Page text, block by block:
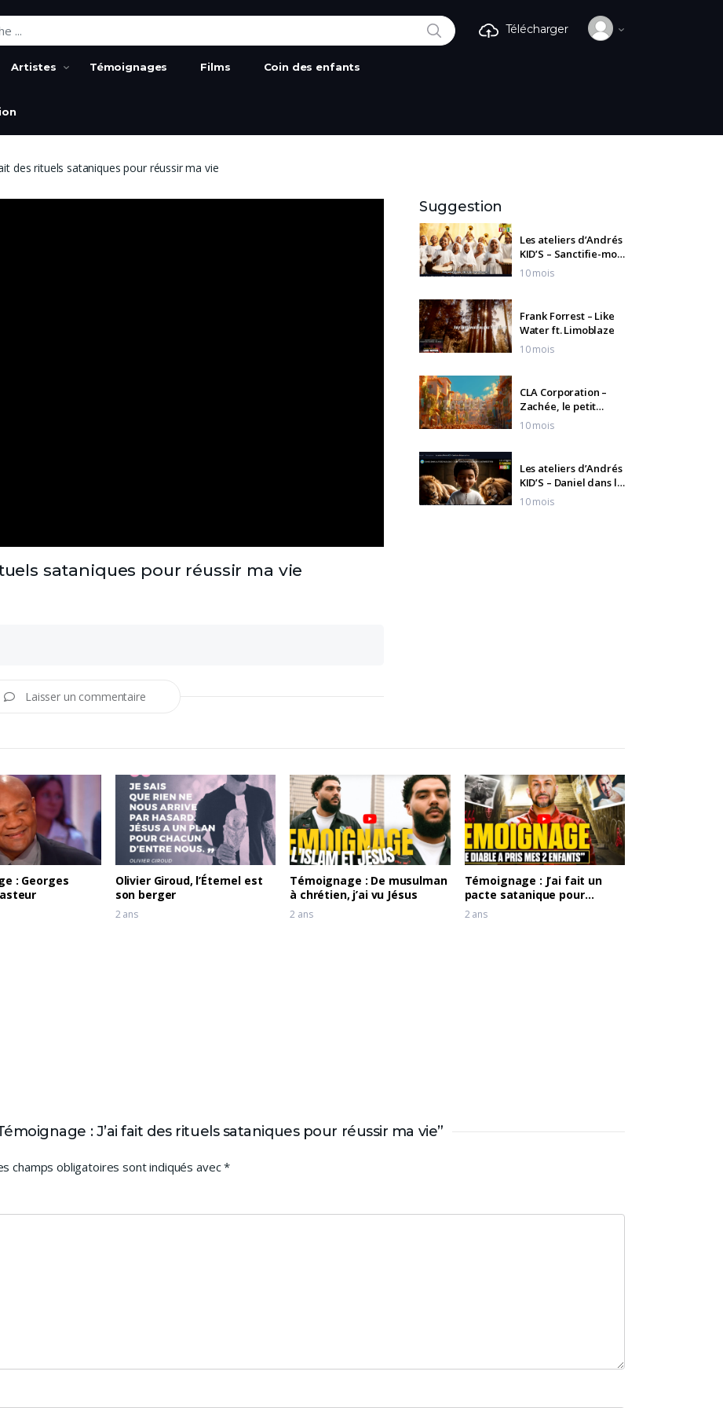
RECHERCHE
Artistes Témoignages Films Coin des enfants
Télécharger
des rituels sataniques pour réussir ma vie
sataniques pour réussir ma vie
Laisser un commentaire
Suggestion
Les ateliers d’Andrés
KID’S – Sanctifie-moi
Seigneur
10 mois
Frank Forrest – Like
Water ft. Limoblaze
10 mois
CLA Corporation –
Zachée, le petit
homme riche
10 mois
Les ateliers d’Andrés
KID’S – Daniel dans la
fosse aux lions
10 mois
: Georges
Olivier Giroud, l’Éternel est
son berger
2 ans
Témoignage : De musulman
à chrétien, j’ai vu Jésus
2 ans
Témoignage : J’ai fait un
pacte satanique pour
réussir mon entreprise
2 ans
: J’ai fait des rituels sataniques pour réussir ma vie”
champs obligatoires sont indiqués avec*